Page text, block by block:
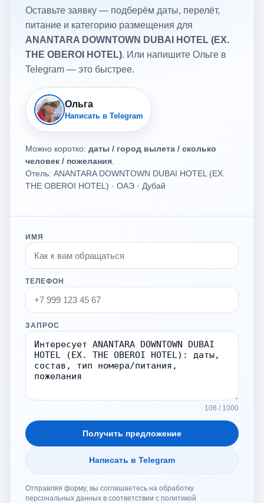
Оставьте заявку — подберём даты, перелёт,
питание и категорию размещения для
ANANTARA DOWNTOWN DUBAI HOTEL (EX.
THE OBEROI HOTEL). Или напишите Ольге в
Telegram — это быстрее.
Ольга
Написать в Telegram
Можно коротко: даты / город вылета / сколько
человек / пожелания
Отель: ANANTARA DOWNTOWN DUBAI HOTEL (EX.
THE OBEROI HOTEL) · ОАЭ · Дубай
ИМЯ
ТЕЛЕФОН
ЗАПРОС
108 / 1000
Получить предложение
Написать в Telegram
Отправляя форму, вы соглашаетесь на обработку
персональных данных в соответствии с политикой